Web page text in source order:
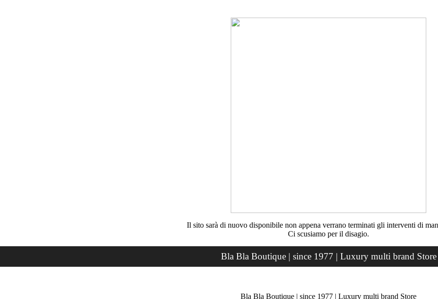
Il sito sarà di nuovo disponibile non appena verrano terminati gli interventi di
Ci scusiamo per il disagio.
Bla Bla Boutique | since 1977 | Luxury multi brand Store
Bla Bla Boutique | since 1977 | Luxury multi brand Store